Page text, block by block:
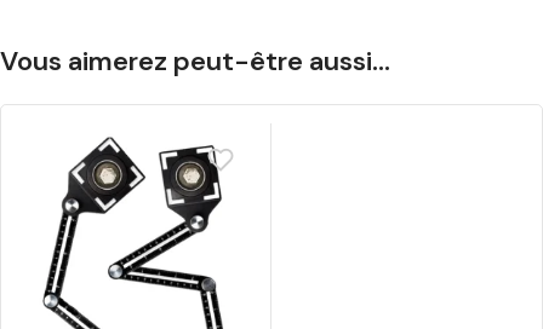
Vous aimerez peut-être aussi…